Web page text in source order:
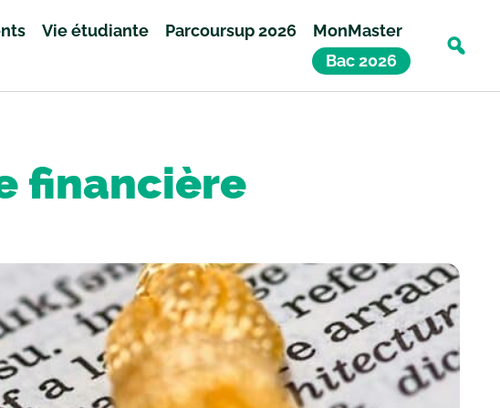
Vie étudiante Parcoursup 2026
MonMaster
Bac 2026
financière